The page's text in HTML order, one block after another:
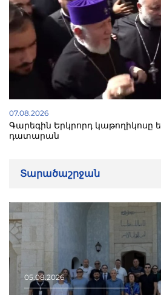
07.08.2026
Գարեգին Երկրորդ կաթողիկոսը
դատարան
Տարածաշրջան
05.08.2026